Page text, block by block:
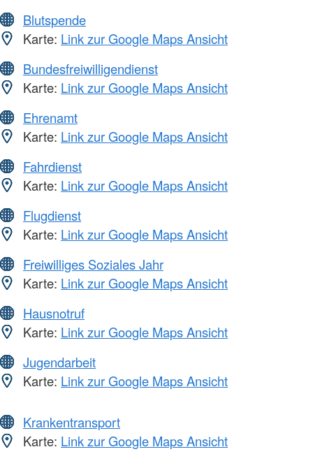
Blutspende
Karte: Link zur Google Maps Ansicht
Bundesfreiwilligendienst
Karte: Link zur Google Maps Ansicht
Ehrenamt
Karte: Link zur Google Maps Ansicht
Fahrdienst
Karte: Link zur Google Maps Ansicht
Flugdienst
Karte: Link zur Google Maps Ansicht
Freiwilliges Soziales Jahr
Karte: Link zur Google Maps Ansicht
Hausnotruf
Karte: Link zur Google Maps Ansicht
Jugendarbeit
Karte: Link zur Google Maps Ansicht
Krankentransport
Karte: Link zur Google Maps Ansicht